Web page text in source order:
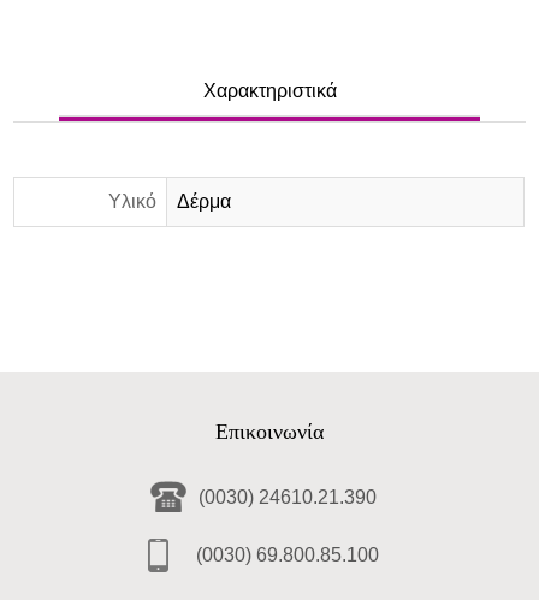
Χαρακτηριστικά
Υλικό Δέρμα
Επικοινωνία
(0030) 24610.21.390
(0030) 69.800.85.100